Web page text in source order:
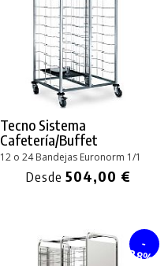
Tecno Sistema
Cafetería/Buffet
12 o 24 Bandejas Euronorm 1/1
Desde 504,00 €
-
28%